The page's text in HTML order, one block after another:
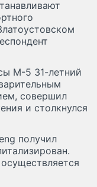
М-5 31-летний
совершил
и столкнулся
получил